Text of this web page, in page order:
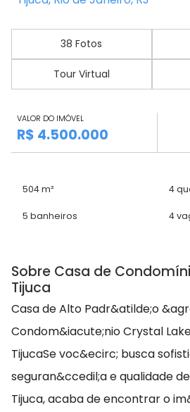
38 Fotos
Tour Virtual
VALOR DO IMÓVEL
R$ 4.500.000
504 m² 4
5 banheiros 4
Sobre Casa de
Tijuca
Casa de Alto Padr&atilde;o
Condom&iacute;nio Crystal
TijucaSe voc&ecirc; busca
seguran&ccedil;a e qualidade
Tijuca, acaba de encontrar o